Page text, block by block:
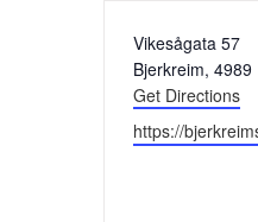
Address
Vikesågata 57
Bjerkreim, 4989
Get Directions
Website
https://